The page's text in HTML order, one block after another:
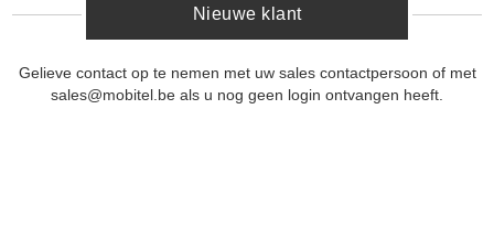
Nieuwe klant
Gelieve contact op te nemen met uw sales contactpersoon of met
sales@mobitel.be als u nog geen login ontvangen heeft.